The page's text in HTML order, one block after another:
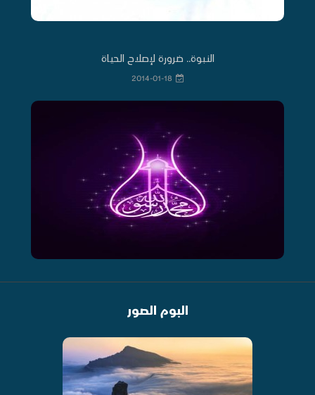
النبوة.. ضرورة لإصلاح الحياة
2014-01-18
البوم الصور